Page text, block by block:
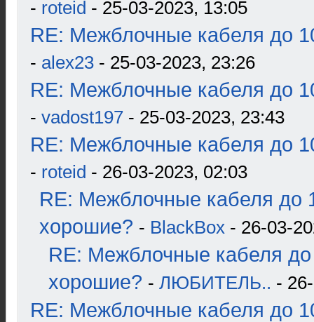
- roteid - 25-03-2023, 13:05
RE: Межблочные кабеля до
- alex23 - 25-03-2023, 23:26
RE: Межблочные кабеля до
- vadost197 - 25-03-2023, 23:43
RE: Межблочные кабеля до
- roteid - 26-03-2023, 02:03
RE: Межблочные кабеля до
хорошие? - BlackBox - 26-03-
RE: Межблочные кабеля до
хорошие? - ЛЮБИТЕЛЬ.. -
RE: Межблочные кабеля до